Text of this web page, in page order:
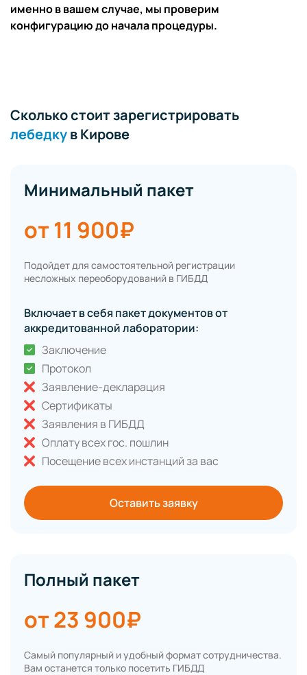
именно в вашем случае, мы проверим
конфигурацию до начала процедуры.
Сколько стоит зарегистрировать
лебедкув Кирове
Минимальный пакет
от 11 900₽
Подойдет для самостоятельной регистрации
несложных переоборудований в ГИБДД
Включает в себя пакет документов от
аккредитованной лаборатории:
Заключение
Протокол
Заявление-декларация
Сертификаты
Заявления в ГИБДД
Оплату всех гос. пошлин
Посещение всех инстанций за вас
Оставить заявку
Полный пакет
от 23 900₽
Самый популярный и удобный формат сотрудничества.
Вам останется только посетить ГИБДД